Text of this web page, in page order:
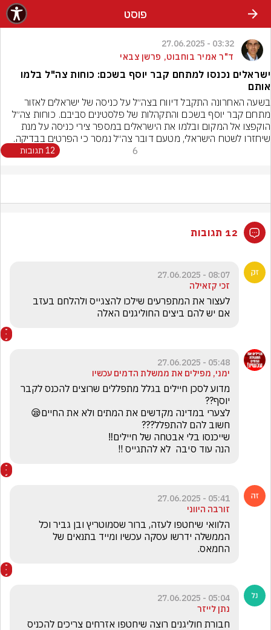
פוסט
03:32 - 27.06.2025
ד"ר אמיר בוחבוט, פרשן צבאי
ישראלים נכנסו למתחם קבר יוסף בשכם: כוחות צה"ל בלמו
אותם
שיחזרו לשטח הישראלי, מטעם דובר צה״ל נמסר כי הפרטים בבדיקה.
6 12 תגובות
12 תגובות
08:07 - 27.06.2025
זכי קזאילה
אם יש להם ביצים החוליגנים האלה
05:48 - 27.06.2025
ימני, מפילים את ממשלת הדמים עכשיו
הנה עוד סיבה  לא להתגייס !!
05:41 - 27.06.2025
זורבה היווני
החמאס.
05:04 - 27.06.2025
נתן לייזר